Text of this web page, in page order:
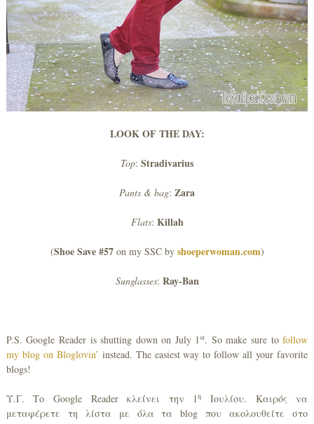
LOOK OF THE DAY:
Top: Stradivarius
Pants & bag: Zara
Flats: Killah
(Shoe Save #57on my SSC by shoeperwoman.com)
Sunglasses: Ray-Ban
P.S. Google Reader is shutting down on July 1st. So make sure tofollow
my blog on Bloglovin’ instead. The easiest way to follow all your favorite
blogs!
Υ.Γ. Το Google Reader κλείνει την 1η
Ιουλίου. Καιρός να
μεταφέρετε τη λίστα με όλα τα blog που ακολουθείτε στο